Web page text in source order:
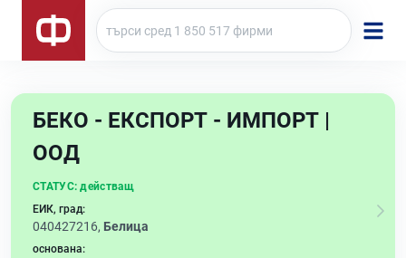
БЕКО - ЕКСПОРТ - ИМПОРТ |
ООД
СТАТУС: действащ
ЕИК, град:
040427216, Белица
основана: